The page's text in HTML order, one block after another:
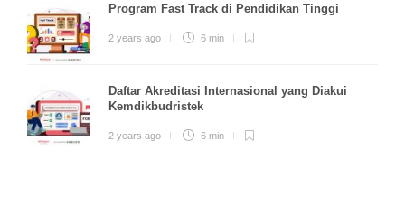
Program Fast Track di Pendidikan Tinggi
2 years ago 6 min
Daftar Akreditasi Internasional yang Diakui
Kemdikbudristek
2 years ago 6 min